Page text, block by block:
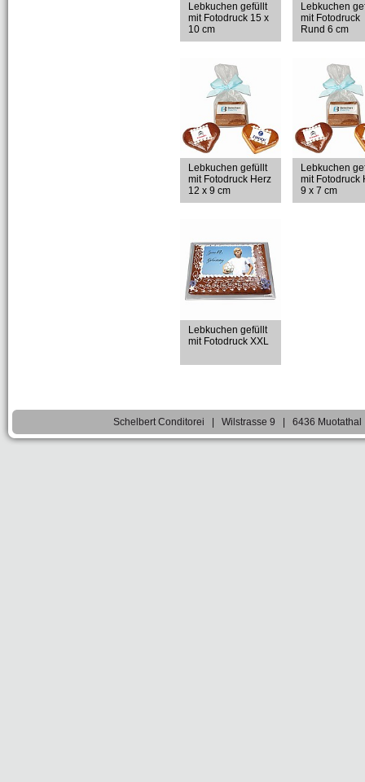
Lebkuchen gefüllt
mit Fotodruck 15 x
10 cm
Lebkuchen
mit Fotodruck
Rund 6 cm
Lebkuchen gefüllt
mit Fotodruck Herz
12 x 9 cm
Lebkuchen
mit Fotodruck
9 x 7 cm
Lebkuchen gefüllt
mit Fotodruck XXL
Schelbert Conditorei | Wilstrasse 9 | 6436